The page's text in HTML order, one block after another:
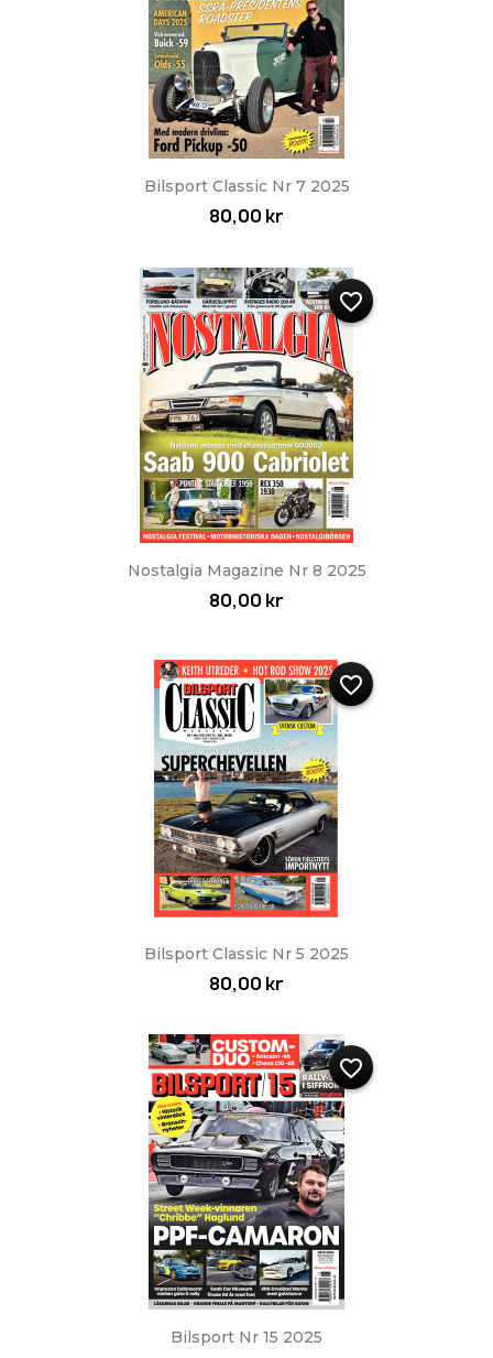
Bilsport Classic Nr 7 2025
80,00 kr
Nostalgia Magazine Nr 8 2025
80,00 kr
favorite_border
Bilsport Classic Nr 5 2025
80,00 kr
favorite_border
Bilsport Nr 15 2025
favorite_border